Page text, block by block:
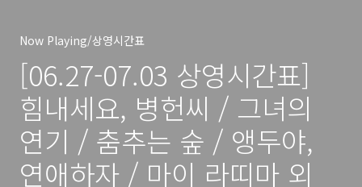
Now Playing/상영시간표
[06.27-07.03 상영시간표]
힘내세요, 병헌씨 / 그녀의
연기 / 춤추는 숲 / 앵두야,
연애하자 / 마이 라띠마 외